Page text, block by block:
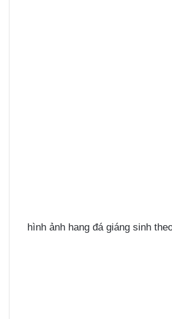
hình ảnh hang đá giáng sinh